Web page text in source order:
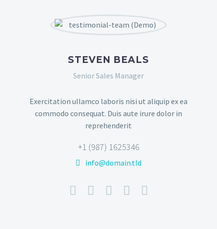
STEVEN BEALS
Senior Sales Manager
Exercitation ullamco laboris nisi ut aliquip ex ea
commodo consequat. Duis aute irure dolor in
reprehenderit
+1 (987) 1625346
info@domain.tld